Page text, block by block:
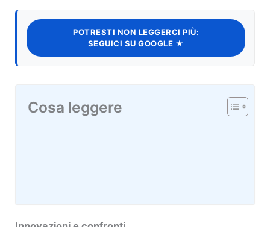
POTRESTI NON LEGGERCI PIÙ:
SEGUICI SU GOOGLE ★
Cosa leggere